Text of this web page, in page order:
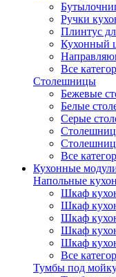
Ручки
Плинтус
Кухонный
Все
Столешницы
Бежевые
Белые
Серые
Все
Кухонные
Напольные
Шкаф
Шкаф
Шкаф
Шкаф
Шкаф
Все
Тумбы под